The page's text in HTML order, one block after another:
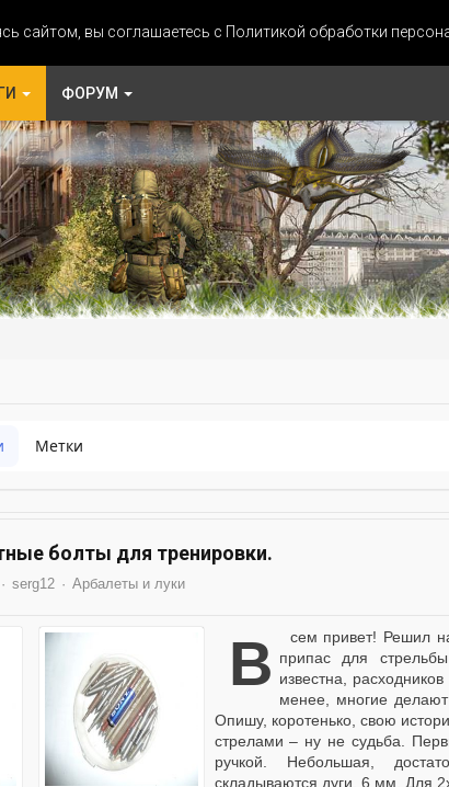
сайтом, вы соглашаетесь с Политикой обработки
ФОРУМ
Метки
болты для тренировки.
serg12 Арбалеты и луки
Всем привет! Решил написать статью для тех кто сам делает припас для
известна,
менее, многие
Опишу, коротенько, свою
стрелами – ну не судьба.
ручкой. Небольшая,
складываются дуги. 6 мм. Для